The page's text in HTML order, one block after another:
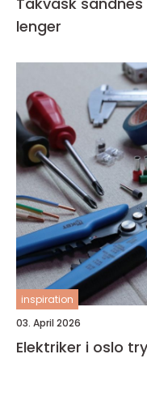
lenger
inspiration
03. April 2026